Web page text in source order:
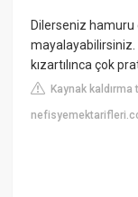
Dilerseniz
mayalayabilirsiniz.
kızartılınca çok
Kaynak kaldırma